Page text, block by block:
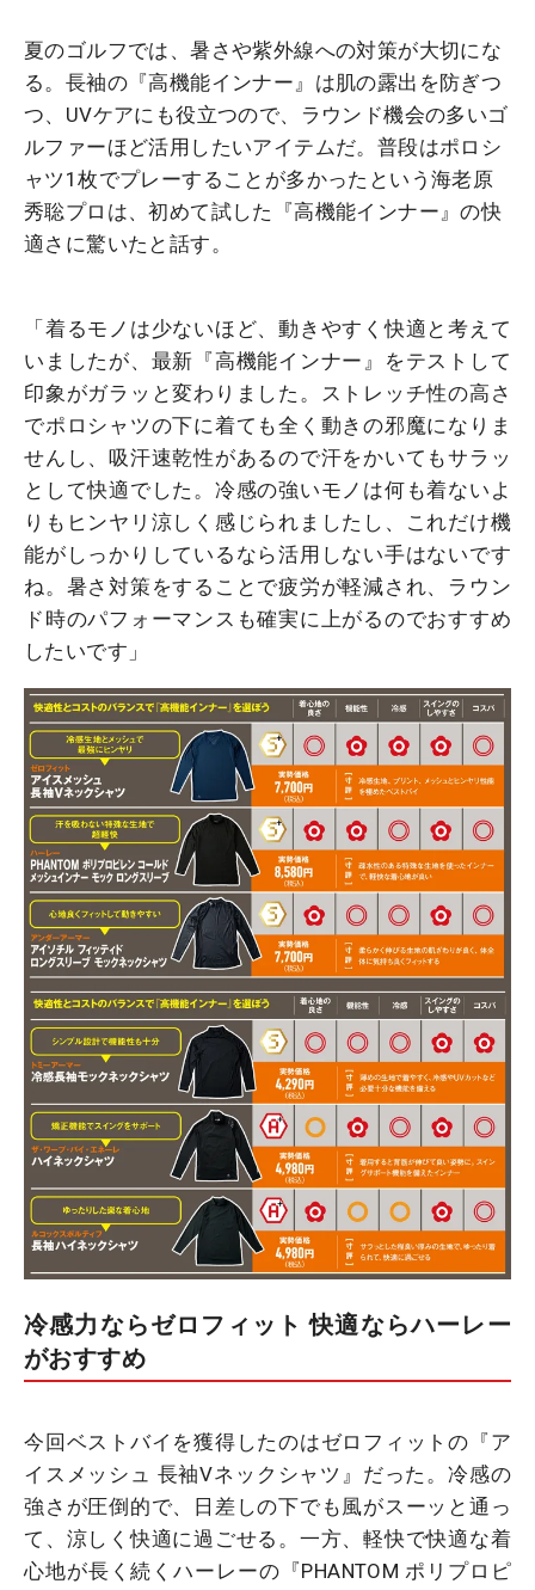
夏のゴルフでは、暑さや紫外線への対策が大切にな
る。長袖の『高機能インナー』は肌の露出を防ぎつ
つ、UVケアにも役立つので、ラウンド機会の多いゴ
ルファーほど活用したいアイテムだ。普段はポロシ
ャツ1枚でプレーすることが多かったという海老原
秀聡プロは、初めて試した『高機能インナー』の快
適さに驚いたと話す。
「着るモノは少ないほど、動きやすく快適と考えて
いましたが、最新『高機能インナー』をテストして
印象がガラッと変わりました。ストレッチ性の高さ
でポロシャツの下に着ても全く動きの邪魔になりま
せんし、吸汗速乾性があるので汗をかいてもサラッ
として快適でした。冷感の強いモノは何も着ないよ
りもヒンヤリ涼しく感じられましたし、これだけ機
能がしっかりしているなら活用しない手はないです
ね。暑さ対策をすることで疲労が軽減され、ラウン
ド時のパフォーマンスも確実に上がるのでおすすめ
したいです」
冷感力ならゼロフィット 快適ならハーレー
がおすすめ
今回ベストバイを獲得したのはゼロフィットの『ア
イスメッシュ 長袖Vネックシャツ』だった。冷感の
強さが圧倒的で、日差しの下でも風がスーッと通っ
て、涼しく快適に過ごせる。一方、軽快で快適な着
心地が長く続くハーレーの『PHANTOM ポリプロピ